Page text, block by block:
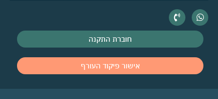
חוברת התקנה
אישור פיקוד העורף